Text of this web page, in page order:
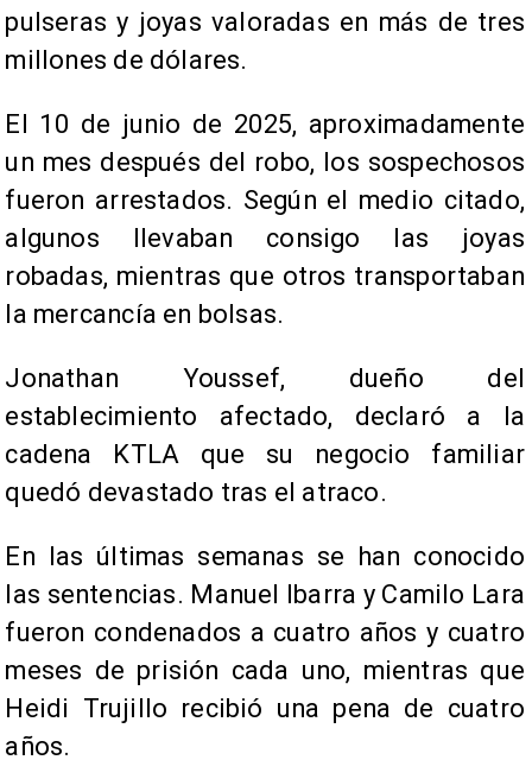
pulseras y joyas valoradas en más de tres
millones de dólares.
El 10 de junio de 2025, aproximadamente
un mes después del robo, los sospechosos
fueron arrestados. Según el medio citado,
algunos llevaban consigo las joyas
robadas, mientras que otros transportaban
la mercancía en bolsas.
Jonathan Youssef, dueño del
establecimiento afectado, declaró a la
cadena KTLA que su negocio familiar
quedó devastado tras el atraco.
En las últimas semanas se han conocido
las sentencias. Manuel Ibarra y Camilo Lara
fueron condenados a cuatro años y cuatro
meses de prisión cada uno, mientras que
Heidi Trujillo recibió una pena de cuatro
años.